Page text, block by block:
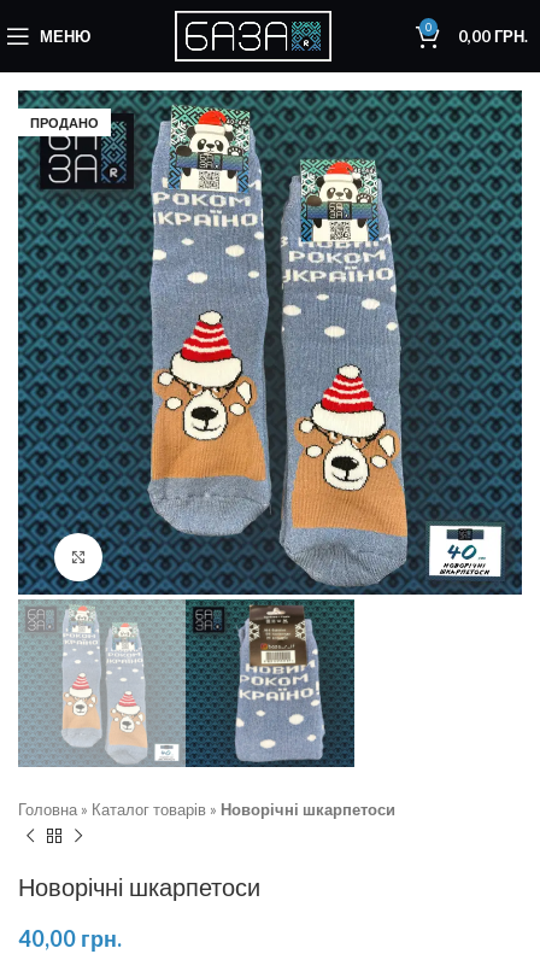
МЕНЮ 0 0,00ГРН.
ПРОДАНО
Натисніть, щоб збільшити
Головна » Каталог товарів » Новорічні шкарпетоси
Новорічні шкарпетоси
40,00 грн.